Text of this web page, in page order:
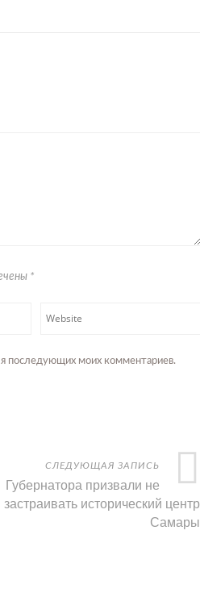
*
последующих моих комментариев.
СЛЕДУЮЩАЯ ЗАПИСЬ
Губернатора призвали не
застраивать исторический центр
Самары